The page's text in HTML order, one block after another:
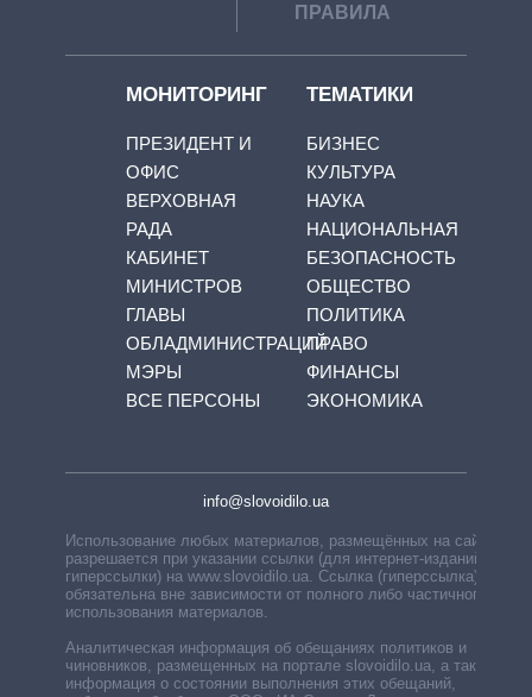
ПРАВИЛА
МОНИТОРИНГ
ПРЕЗИДЕНТ И
ОФИС
ВЕРХОВНАЯ
РАДА
КАБИНЕТ
МИНИСТРОВ
ГЛАВЫ
ОБЛАДМИНИСТРАЦИЙ
МЭРЫ
ВСЕ ПЕРСОНЫ
ТЕМАТИКИ
БИЗНЕС
КУЛЬТУРА
НАУКА
НАЦИОНАЛЬНАЯ
БЕЗОПАСНОСТЬ
ОБЩЕСТВО
ПОЛИТИКА
ПРАВО
ФИНАНСЫ
ЭКОНОМИКА
info@slovoidilo.ua
Использование любых материалов, размещённых на сайте,
разрешается при указании ссылки (для интернет-изданий —
гиперссылки) на www.slovoidilo.ua. Ссылка (гиперссылка)
обязательна вне зависимости от полного либо частичного
использования материалов.
Аналитическая информация об обещаниях политиков и
чиновников, размещенных на портале slovoidilo.ua, а также
информация о состоянии выполнения этих обещаний,